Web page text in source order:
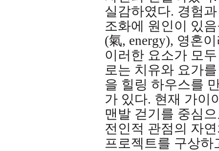
실감하였다. 경험
조화에 원인이 있
(氣, energy), 영혼
이러한 요소가 모
로는 치유와 요가
을 힐링 하우스를
가 있다. 현재 가이
맨발 걷기를 중심
전인적 관점의 자
프로젝트를 구상하